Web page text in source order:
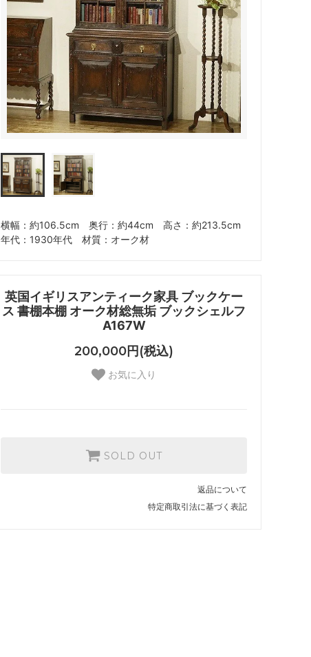
横幅：約106.5cm 奥行：約44cm 高さ：約213.5cm
年代：1930年代 材質：オーク材
英国イギリスアンティーク家具 ブックケー
ス 書棚本棚 オーク材総無垢 ブックシェルフ
A167W
200,000円(税込)
お気に入り
SOLD OUT
返品について
特定商取引法に基づく表記